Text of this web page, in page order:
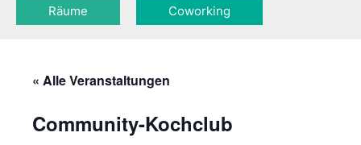
Räume Coworking
« Alle Veranstaltungen
Community-Kochclub